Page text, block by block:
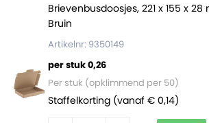
Brievenbusdoosjes, 221 x 155 x
Bruin
Artikelnr: 9350149
per stuk 0,26
Per stuk (opklimmend per 50)
Staffelkorting (vanaf € 0,14)